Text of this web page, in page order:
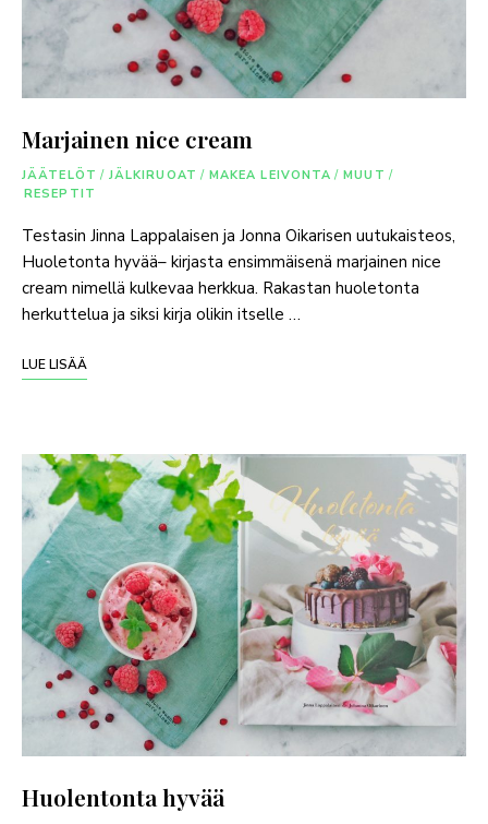
Marjainen nice cream
JÄÄTELÖT / JÄLKIRUOAT / MAKEA LEIVONTA / MUUT /
RESEPTIT
Testasin Jinna Lappalaisen ja Jonna Oikarisen uutukaisteos,
Huoletonta hyvää– kirjasta ensimmäisenä marjainen nice
cream nimellä kulkevaa herkkua. Rakastan huoletonta
herkuttelua ja siksi kirja olikin itselle …
LUE LISÄÄ
Huolentonta hyvää